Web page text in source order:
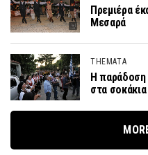
Πρεμιέρα
Μεσαρά
THEMATA
Η παράδοση
στα